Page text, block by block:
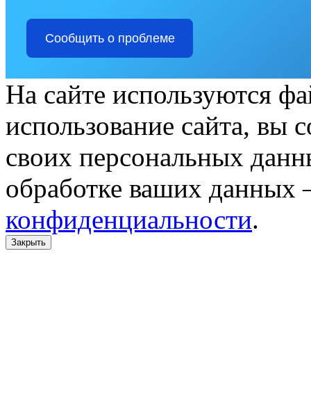
Сообщить о проблеме
На сайте используются
использование сайта, вы
своих персональных
обработке ваших данных
конфиденциальности.
Закрыть